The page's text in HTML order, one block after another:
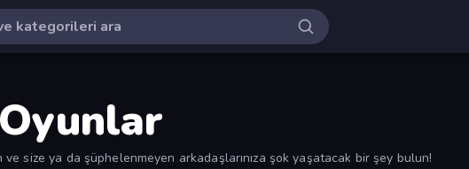
size ya da şüphelenmeyen arkadaşlarınıza şok yaşatacak bir şey bulun!